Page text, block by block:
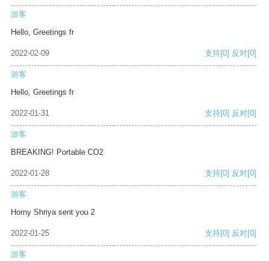
游客
Hello, Greetings fr
2022-02-09 支持[0] 反对[0]
游客
Hello, Greetings fr
2022-01-31 支持[0] 反对[0]
游客
BREAKING! Portable CO2
2022-01-28 支持[0] 反对[0]
游客
Horny Shriya sent you 2
2022-01-25 支持[0] 反对[0]
游客